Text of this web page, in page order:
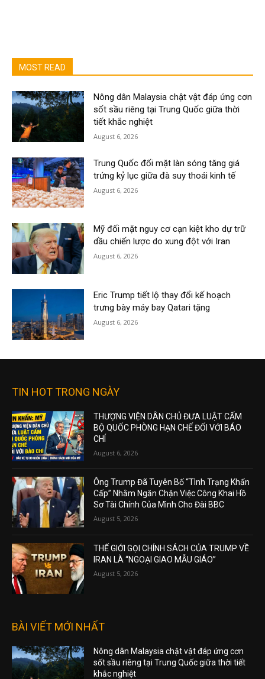
MOST READ
Nông dân Malaysia chật vật đáp ứng cơn
sốt sầu riêng tại Trung Quốc giữa thời
tiết khắc nghiệt
August 6, 2026
Trung Quốc đối mặt làn sóng tăng giá
trứng kỷ lục giữa đà suy thoái kinh tế
August 6, 2026
Mỹ đối mặt nguy cơ cạn kiệt kho dự trữ
dầu chiến lược do xung đột với Iran
August 6, 2026
Eric Trump tiết lộ thay đổi kế hoạch
trưng bày máy bay Qatari tặng
August 6, 2026
TIN HOT TRONG NGÀY
THƯỢNG VIỆN DÂN CHỦ ĐƯA LUẬT CẤM
BỘ QUỐC PHÒNG HẠN CHẾ ĐỐI VỚI BÁO
CHÍ
August 6, 2026
Ông Trump Đã Tuyên Bố “Tình Trạng Khẩn
Cấp” Nhằm Ngăn Chặn Việc Công Khai Hồ
Sơ Tài Chính Của Mình Cho Đài BBC
August 5, 2026
THẾ GIỚI GỌI CHÍNH SÁCH CỦA TRUMP VỀ
IRAN LÀ “NGOẠI GIAO MẪU GIÁO”
August 5, 2026
BÀI VIẾT MỚI NHẤT
Nông dân Malaysia chật vật đáp ứng cơn
sốt sầu riêng tại Trung Quốc giữa thời tiết
khắc nghiệt